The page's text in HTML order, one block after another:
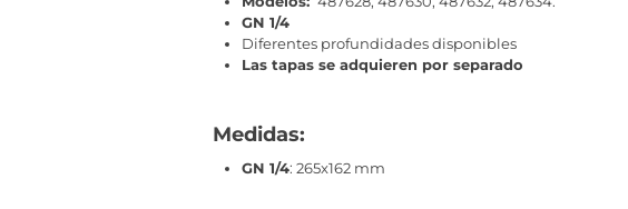
GN 1/4
Diferentes profundidades disponibles
Las tapas se adquieren por separado
Medidas:
GN 1/4: 265x162 mm